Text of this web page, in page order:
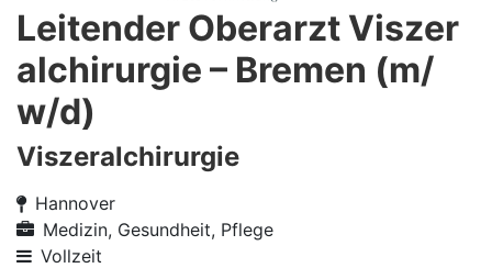
Leitender Oberarzt Viszer
alchirurgie – Bremen (m/
w/d)
Viszeralchirurgie
Hannover
Medizin, Gesundheit, Pflege
Vollzeit